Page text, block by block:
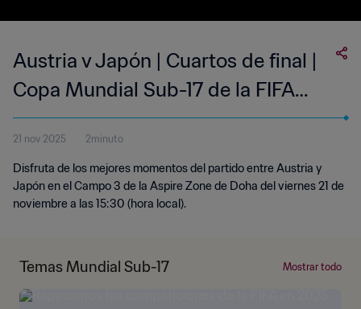
Austria v Japón | Cuartos de final |
Copa Mundial Sub-17 de la FIFA
Catar 2025™ | Resumen
21 nov 2025 2minuto
Disfruta de los mejores momentos del partido entre Austria y
Japón en el Campo 3 de la Aspire Zone de Doha del viernes 21 de
noviembre a las 15:30 (hora local).
Temas Mundial Sub-17 Mostrar todo